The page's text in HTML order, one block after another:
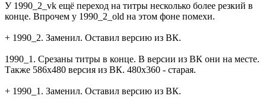
У 1990_2_vk ещё переход на титры несколько более резкий в
конце. Впрочем у 1990_2_old на этом фоне помехи.
+ 1990_2. Заменил. Оставил версию из ВК.
1990_1. Срезаны титры в конце. В версии из ВК они на месте.
Также 586x480 версия из ВК. 480x360 - старая.
+ 1990_1. Заменил. Оставил версию из ВК.